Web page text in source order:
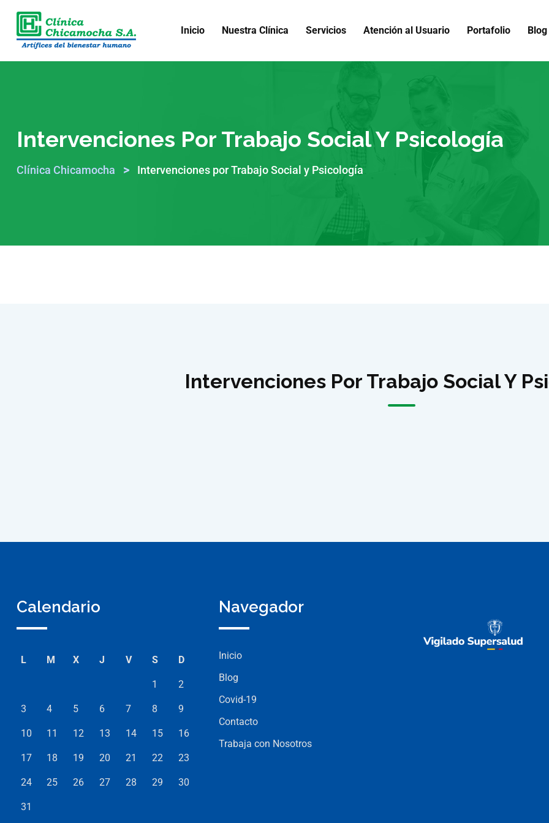
Inicio Nuestra Clínica Servicios Atención al Usuario Portafolio Blog
Intervenciones Por Trabajo Social Y Psicología
Clínica Chicamocha > Intervenciones por Trabajo Social y Psicología
Intervenciones Por Trabajo Social Y
Calendario
L M X J V S D
1 2
3 4 5 6 7 8 9
10 11 12 13 14 15 16
17 18 19 20 21 22 23
24 25 26 27 28 29 30
31
Navegador
Inicio
Blog
Covid-19
Contacto
Trabaja con Nosotros